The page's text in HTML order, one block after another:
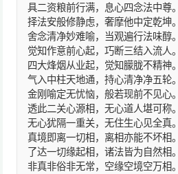
具二资粮前行满，息心四念法中尊。
择法安般修静虑，奢摩他中定乾坤。
舍念清净妙难喻，当观遍行法味醇。
觉知作意前心起，巧断三结入流人。
四大烽烟从业起，觉知朦胧不精神。
气入中柱天地通，持心清净净五轮。
金刚喻定无忧恼，般若现前不见心。
透此二关心源相，无心道人堪可称。
无心犹隔一重关，无住生心见全真。
真境即离一切相，离相亦能不坏相。
了达一切缘起相，诸法皆为自然相。
非真非俗非无常，空缘空境空万相。